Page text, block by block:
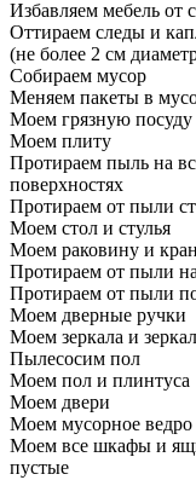
Избавляем мебель от
Оттираем следы и
(не более 2 см
Собираем мусор
Меняем пакеты в
Моем грязную посуду
Моем плиту
Протираем пыль на
поверхностях
Протираем от пыли
Моем стол и стулья
Моем раковину и кран
Протираем от пыли
Протираем от пыли
Моем дверные ручки
Моем зеркала и
Пылесосим пол
Моем пол и плинтуса
Моем двери
Моем мусорное ведро
Моем все шкафы и
пустые